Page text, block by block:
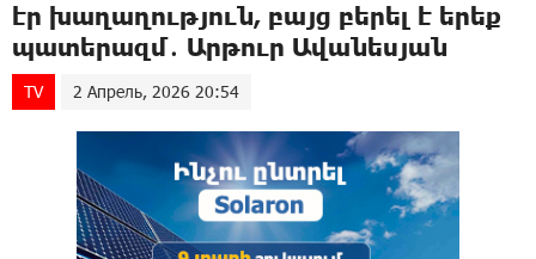
էր խաղաղություն, բայց բերել է երեք
պատերազմ․ Արթուր Ավանեսյան
TV 2 Апрель, 2026 20:54